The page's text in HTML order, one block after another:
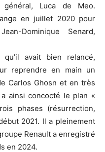
Luca de Meo.
en juillet 2020 pour
Dominique Senard,
avait bien relancé,
reprendre en main un
Carlos Ghosn et en très
ainsi concocté le plan «
phases (résurrection,
2021. Il a pleinement
Renault a enregistré
en 2024.